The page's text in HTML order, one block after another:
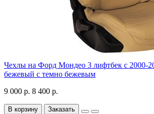
Чехлы на Форд Мондео 3 лифтбек с 2000-
бежевый с темно бежевым
9 000 р. 8 400 р.
В корзину Заказать